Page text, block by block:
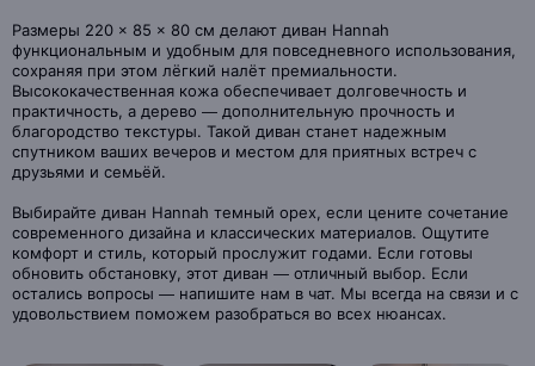
Размеры 220 × 85 × 80 см делают диван Hannah
функциональным и удобным для повседневного использования,
сохраняя при этом лёгкий налёт премиальности.
Высококачественная кожа обеспечивает долговечность и
практичность, а дерево — дополнительную прочность и
благородство текстуры. Такой диван станет надежным
спутником ваших вечеров и местом для приятных встреч с
друзьями и семьёй.
Выбирайте диван Hannah темный орех, если цените сочетание
современного дизайна и классических материалов. Ощутите
комфорт и стиль, который прослужит годами. Если готовы
обновить обстановку, этот диван — отличный выбор. Если
остались вопросы — напишите нам в чат. Мы всегда на связи и с
удовольствием поможем разобраться во всех нюансах.